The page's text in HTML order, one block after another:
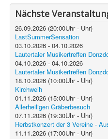
Nächste
26.09.2026 (20:00Uhr - Uhr)
LastSummerSensation
03.10.2026 - 04.10.2026
Lautertaler Musikertreffen
04.10.2026 - 04.10.2026
Lautertaler Musikertreffen
18.10.2026 (10:00Uhr - Uhr)
Kirchweih
01.11.2026 (15:00Uhr - Uhr)
Allerheiligen Gräberbesuch
07.11.2026 (19:30Uhr - Uhr)
Herbstkonzert der 3 Vereine -
11.11.2026 (17:00Uhr - Uhr)